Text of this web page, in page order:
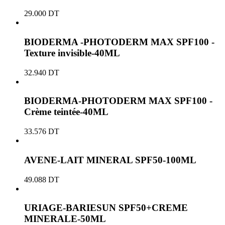
29.000 DT
BIODERMA -PHOTODERM MAX SPF100 -
Texture invisible-40ML
32.940 DT
BIODERMA-PHOTODERM MAX SPF100 -
Crème teintée-40ML
33.576 DT
AVENE-LAIT MINERAL SPF50-100ML
49.088 DT
URIAGE-BARIESUN SPF50+CREME
MINERALE-50ML